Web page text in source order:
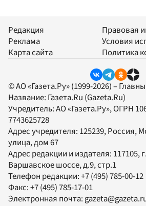
Редакция
Реклама
Карта сайта
Правовая
Условия
Политика
© АО «Газета.Ру» (1999-2026) –
Название: Газета.Ru (Gazeta.Ru)
Учредитель:АО «Газета.Ру», ОГРН
7743625728
Адрес учредителя: 125239, Россия,
улица, дом 67
Адрес редакции и издателя: 117105, г.
Варшавское шоссе, д.9, стр.1
Телефон редакции:+7 (495) 785-00-12
Факс:+7 (495) 785-17-01
Электронная почта: